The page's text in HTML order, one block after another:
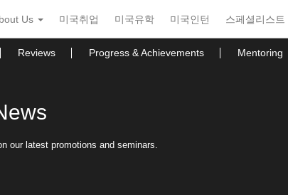
Us 미국취업 미국유학 미국인턴 스페셜리스트
Reviews Progress & Achievements Mentoring
our latest promotions and seminars.